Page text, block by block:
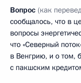
Вопрос (как
сообщалось, что в
вопросы
что «Северный
в Венгрию, и о том,
с пакшским